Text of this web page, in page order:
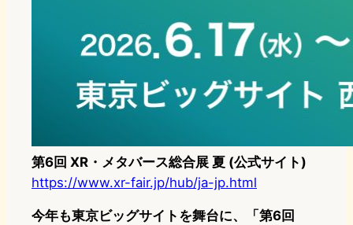
第6回 XR・メタバース総合展 夏 (公式サイト)
https://www.xr-fair.jp/hub/ja-jp.html
今年も東京ビッグサイトを舞台に、「第6回